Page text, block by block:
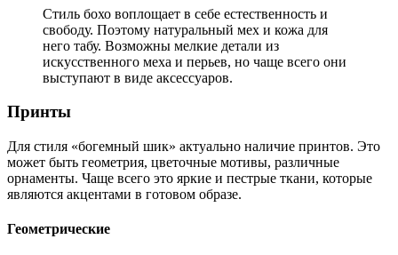
Стиль бохо воплощает в себе естественность и
свободу. Поэтому натуральный мех и кожа для
него табу. Возможны мелкие детали из
искусственного меха и перьев, но чаще всего они
выступают в виде аксессуаров.
Принты
Для стиля «богемный шик» актуально наличие принтов. Это
может быть геометрия, цветочные мотивы, различные
орнаменты. Чаще всего это яркие и пестрые ткани, которые
являются акцентами в готовом образе.
Геометрические